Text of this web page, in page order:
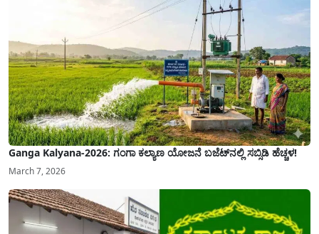
Ganga Kalyana-2026: ಗಂಗಾ ಕಲ್ಯಾಣ ಯೋಜನೆ ಬಜೆಟ್‌ನಲ್ಲಿ ಸಬ್ಸಿಡಿ ಹೆಚ್ಚಳ!
March 7, 2026